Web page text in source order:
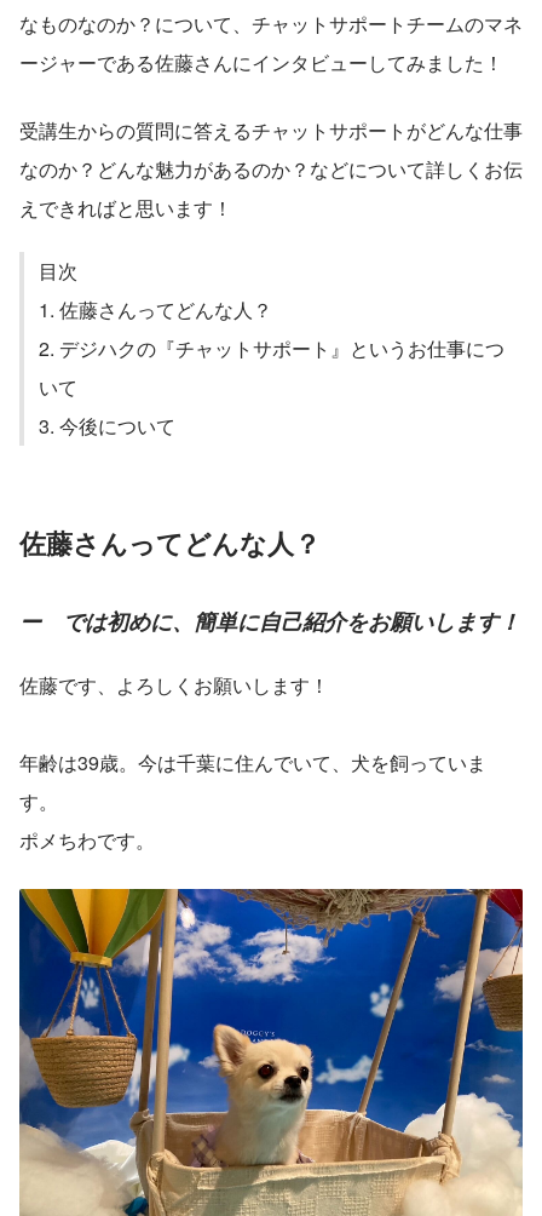
なものなのか？について、チャットサポートチームのマネ
ージャーである佐藤さんにインタビューしてみました！
受講生からの質問に答えるチャットサポートがどんな仕事
なのか？どんな魅力があるのか？などについて詳しくお伝
えできればと思います！
目次
1. 佐藤さんってどんな人？
2. デジハクの『チャットサポート』というお仕事につ
いて
3. 今後について
佐藤さんってどんな人？
ー　では初めに、簡単に自己紹介をお願いします！
佐藤です、よろしくお願いします！
年齢は39歳。今は千葉に住んでいて、犬を飼っていま
す。
ポメちわです。